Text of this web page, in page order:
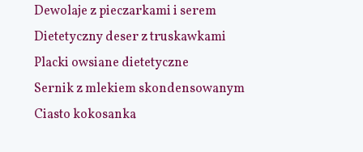
Dewolaje z pieczarkami i serem
Dietetyczny deser z truskawkami
Placki owsiane dietetyczne
Sernik z mlekiem skondensowanym
Ciasto kokosanka